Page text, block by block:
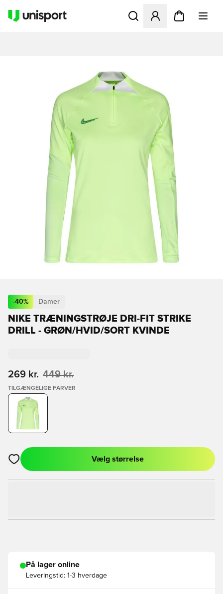
Åbner en Modal til at
-40% Damer
NIKE TRÆNINGSTRØJE DRI-FIT STRIKE
DRILL - GRØN/HVID/SORT KVINDE
269 kr. 449 kr.
TILGÆNGELIGE FARVER
Åbner en Modal til at logge ind eller tilmelde dig som medlem
Vælg størrelse
På lager online
Leveringstid: 1-3 hverdage